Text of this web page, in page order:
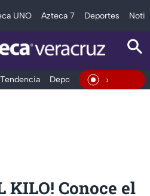
UNO Azteca 7 Deportes
Deportes Espectáculos
En Vivo
KILO! Conoce el